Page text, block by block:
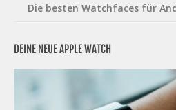
Die besten Watchfaces für
DEINE NEUE APPLE WATCH